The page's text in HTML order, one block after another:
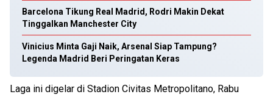
Barcelona Tikung Real Madrid, Rodri Makin Dekat
Tinggalkan Manchester City
Vinicius Minta Gaji Naik, Arsenal Siap Tampung?
Legenda Madrid Beri Peringatan Keras
Laga ini digelar di Stadion Civitas Metropolitano, Rabu